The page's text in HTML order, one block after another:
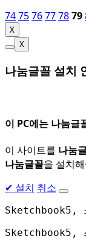
747576777879
X
X
나눔글꼴 설치
이 PC에는 나눔글
이 사이트를 나눔
나눔글꼴을 설치
✔ 설치 취소
Sketchbook5,
Sketchbook5,